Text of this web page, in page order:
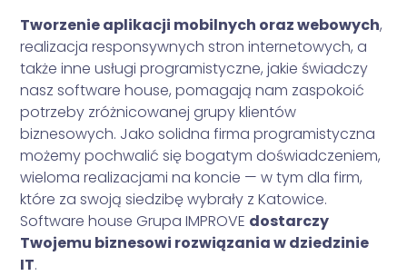
Tworzenie aplikacji mobilnych oraz webowych,
realizacja responsywnych stron internetowych, a
także inne usługi programistyczne, jakie świadczy
nasz software house, pomagają nam zaspokoić
potrzeby zróżnicowanej grupy klientów
biznesowych. Jako solidna firma programistyczna
możemy pochwalić się bogatym doświadczeniem,
wieloma realizacjami na koncie — w tym dla firm,
które za swoją siedzibę wybrały z Katowice.
Software house Grupa IMPROVE dostarczy
Twojemu biznesowi rozwiązania w dziedzinie
IT.